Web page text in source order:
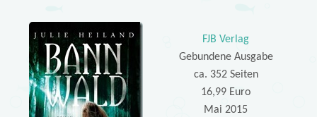
FJB Verlag
Gebundene Ausgabe
ca. 352 Seiten
16,99 Euro
Mai 2015